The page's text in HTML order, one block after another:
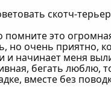
скотч-
помните это
но очень приятно,
и начинает меня
бегать люблю,
вместе без